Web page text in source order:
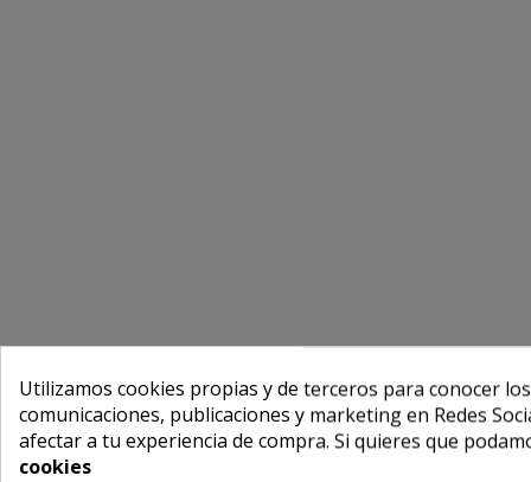
Utilizamos cookies propias y de terceros para conocer
comunicaciones, publicaciones y marketing en Redes
afectar a tu experiencia de compra. Si quieres que
cookies